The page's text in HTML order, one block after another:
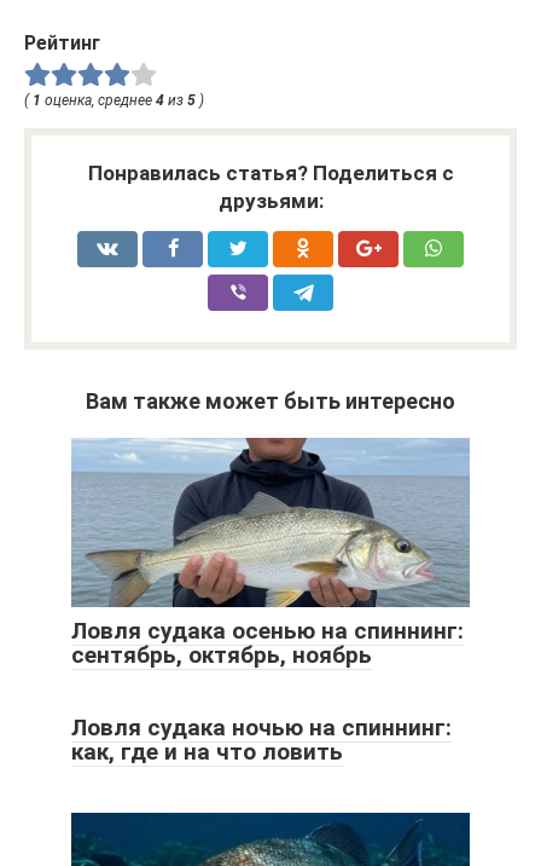
Рейтинг
( 1 оценка, среднее 4 из 5 )
Понравилась статья? Поделиться с
друзьями:
Вам также может быть интересно
Ловля судака осенью на спиннинг:
сентябрь, октябрь, ноябрь
Ловля судака ночью на спиннинг:
как, где и на что ловить